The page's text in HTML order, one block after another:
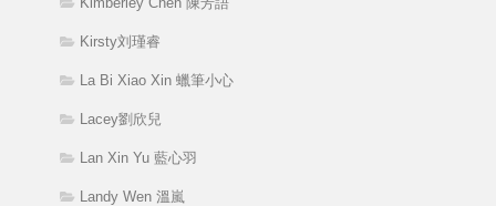
Kirsty刘瑾睿
La Bi Xiao Xin 蠟筆小心
Lacey劉欣兒
Lan Xin Yu 藍心羽
Landy Wen 溫嵐